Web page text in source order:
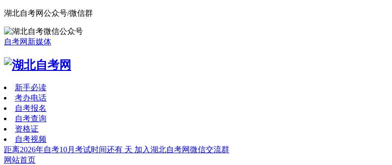
湖北自考网公众号/微信群
自考网新媒体
新手必读
考办电话
自考报名
自考查询
资格证
自考视频
距离2026年自考10月考试时间还有 天 加入湖北自考网微信交流群
网站首页